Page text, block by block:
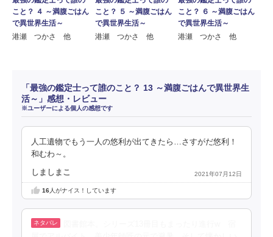
こと？ ４ ～満腹ごはん
で異世界生活～
港瀬 つかさ 他
こと？ ５ ～満腹ごはん
で異世界生活～
港瀬 つかさ 他
こと？ ６ ～満腹ごはん
で異世界生活～
港瀬 つかさ 他
「最強の鑑定士って誰のこと？ 13 ～満腹ごはんで異世界生
活～」感想・レビュー
※ユーザーによる個人の感想です
人工遺物でもう一人の悠利が出てきたら…さすがだ悠利！
和むわ～。
しましまこ 2021年07月12日
16人がナイス！しています